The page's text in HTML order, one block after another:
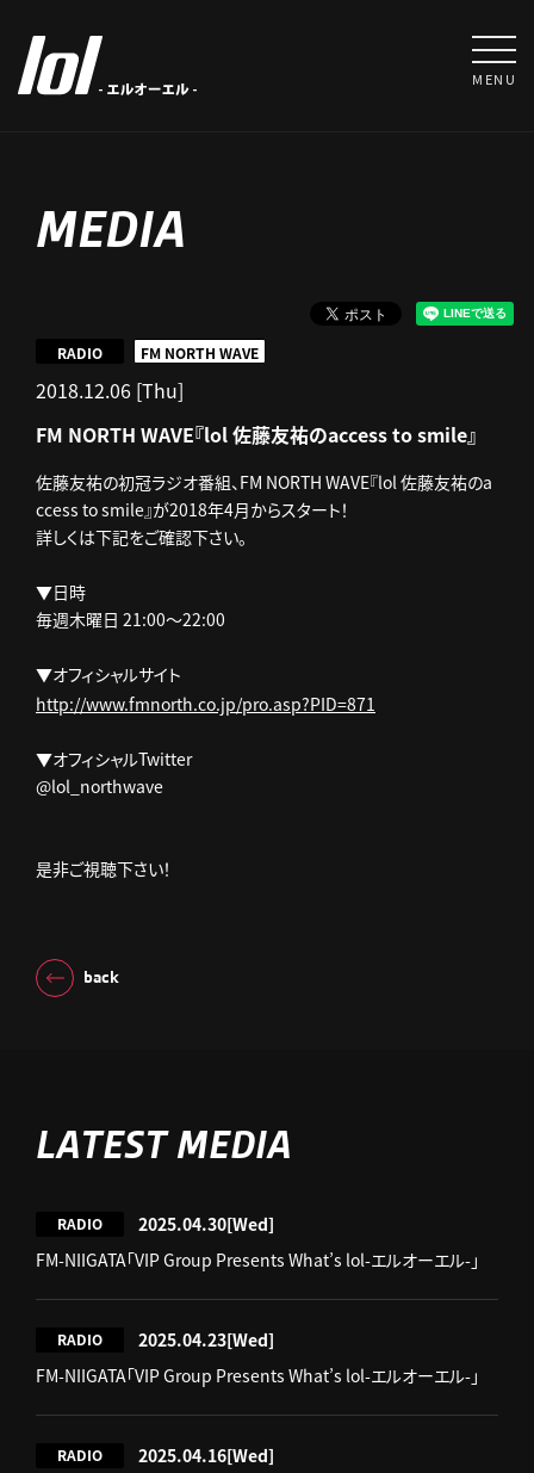
MENU
MEDIA
2018.12.06 [Thu]
RADIO FM NORTH WAVE
FM NORTH WAVE『lol 佐藤友祐のaccess to smile』
佐藤友祐の初冠ラジオ番組、FM NORTH WAVE『lol 佐藤友祐のa
ccess to smile』が2018年4月からスタート！
詳しくは下記をご確認下さい。
▼日時
毎週木曜日 21:00～22:00
▼オフィシャルサイト
http://www.fmnorth.co.jp/pro.asp?PID=871
▼オフィシャルTwitter
是非ご視聴下さい！
back
LATEST MEDIA
RADIO 2025.04.30[Wed]
FM-NIIGATA「VIP Group Presents What’s lol-エルオーエル-」
RADIO 2025.04.23[Wed]
FM-NIIGATA「VIP Group Presents What’s lol-エルオーエル-」
RADIO 2025.04.16[Wed]